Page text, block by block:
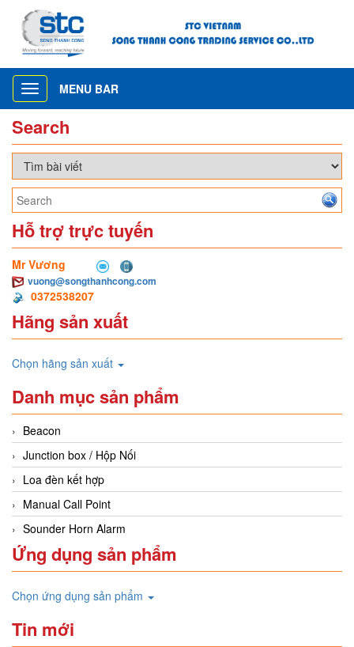
Toggle
navigation
MENU BAR
Search
Hỗ trợ trực tuyến
Mr Vương
vuong@songthanhcong.com
0372538207
Hãng sản xuất
Chọn hãng sản xuất
Danh mục sản phẩm
Beacon
Junction box / Hộp Nối
Loa đèn kết hợp
Manual Call Point
Sounder Horn Alarm
Ứng dụng sản phẩm
Chọn ứng dụng sản phẩm
Tin mới